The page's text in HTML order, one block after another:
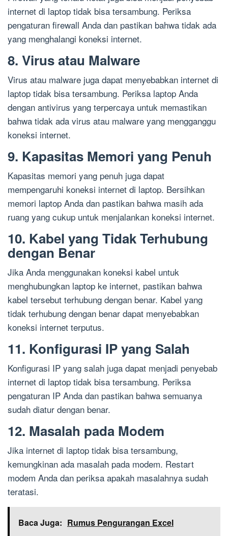
internet di laptop tidak bisa tersambung. Periksa
pengaturan firewall Anda dan pastikan bahwa tidak ada
yang menghalangi koneksi internet.
8. Virus atau Malware
Virus atau malware juga dapat menyebabkan internet di
laptop tidak bisa tersambung. Periksa laptop Anda
dengan antivirus yang terpercaya untuk memastikan
bahwa tidak ada virus atau malware yang mengganggu
koneksi internet.
9. Kapasitas Memori yang Penuh
Kapasitas memori yang penuh juga dapat
mempengaruhi koneksi internet di laptop. Bersihkan
memori laptop Anda dan pastikan bahwa masih ada
ruang yang cukup untuk menjalankan koneksi internet.
10. Kabel yang Tidak Terhubung
dengan Benar
Jika Anda menggunakan koneksi kabel untuk
menghubungkan laptop ke internet, pastikan bahwa
kabel tersebut terhubung dengan benar. Kabel yang
tidak terhubung dengan benar dapat menyebabkan
koneksi internet terputus.
11. Konfigurasi IP yang Salah
Konfigurasi IP yang salah juga dapat menjadi penyebab
internet di laptop tidak bisa tersambung. Periksa
pengaturan IP Anda dan pastikan bahwa semuanya
sudah diatur dengan benar.
12. Masalah pada Modem
Jika internet di laptop tidak bisa tersambung,
kemungkinan ada masalah pada modem. Restart
modem Anda dan periksa apakah masalahnya sudah
teratasi.
Baca Juga: Rumus Pengurangan Excel